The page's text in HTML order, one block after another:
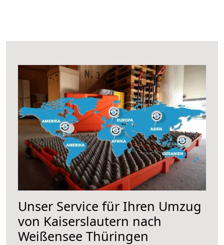
Unser Service für Ihren Umzug
von Kaiserslautern nach
Weißensee Thüringen